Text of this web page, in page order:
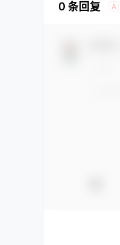
0 条回复 A